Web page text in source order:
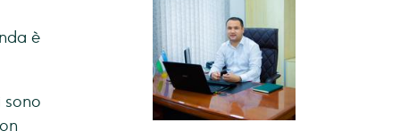
è
sono